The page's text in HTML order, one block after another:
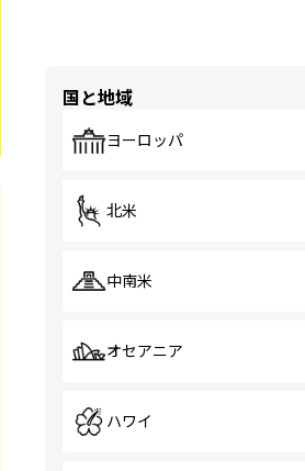
国と地域
ヨーロッパ
北米
中南米
オセアニア
ハワイ